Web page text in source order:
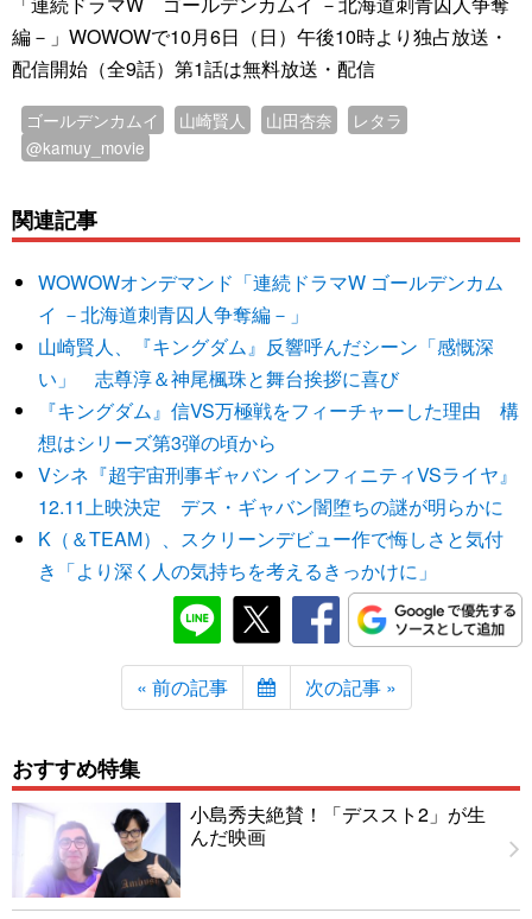
編－」WOWOWで10月6日（日）午後10時より独占放送・
配信開始（全9話）第1話は無料放送・配信
ゴールデンカムイ 山崎賢人 山田杏奈
レタラ
@kamuy_movie
関連記事
WOWOWオンデマンド「連続ドラマW ゴールデンカム
イ －北海道刺青囚人争奪編－」
山崎賢人、『キングダム』反響呼んだシーン「感慨深
い」 志尊淳＆神尾楓珠と舞台挨拶に喜び
『キングダム』信VS万極戦をフィーチャーした理由 構
想はシリーズ第3弾の頃から
Vシネ『超宇宙刑事ギャバン インフィニティVSライヤ』
12.11上映決定 デス・ギャバン闇堕ちの謎が明らかに
K（＆TEAM）、スクリーンデビュー作で悔しさと気付
き「より深く人の気持ちを考えるきっかけに」
« 前の記事 次の記事 »
おすすめ特集
小島秀夫絶賛！「デススト2」が生
んだ映画